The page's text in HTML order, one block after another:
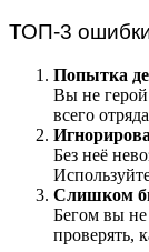
ТОП-3
Попытка
Вы не
всего
Без неё
Слишком
Бегом вы
проверять,